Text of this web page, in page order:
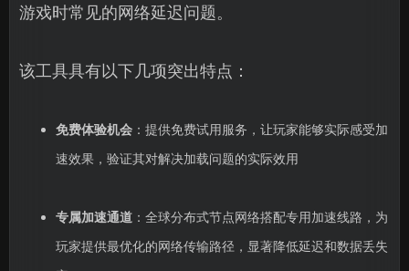
游戏时常见的网络延迟问题。
该工具具有以下几项突出特点：
免费体验机会：提供免费试用服务，让玩家能够实际感受加
速效果，验证其对解决加载问题的实际效用
专属加速通道：全球分布式节点网络搭配专用加速线路，为
玩家提供最优化的网络传输路径，显著降低延迟和数据丢失